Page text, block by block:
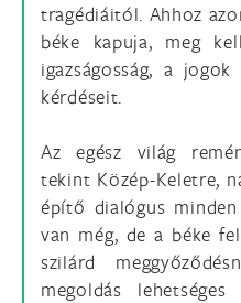
tragédiáitól. Ahhoz
béke kapuja, meg
igazságosság, a
kérdéseit.
Az egész világ
tekint Közép-Keletre,
építő dialógus
van még, de a béke
szilárd
megoldás